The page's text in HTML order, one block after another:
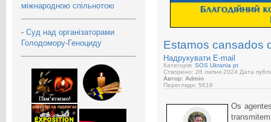
міжнародною спільнотою
- Суд над організаторами
Голодомору-Геноциду
Estamos cansados
Надрукувати E-mail
Категорія: SOS Ukrania pt
Створено: 26 липня 2024 Дата
Автор: Admin
Перегляди: 5616
Os